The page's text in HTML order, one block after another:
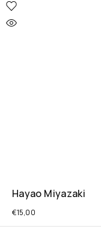
Hayao Miyazaki
€15,00